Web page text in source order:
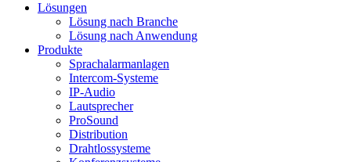
Lösungen
Lösung nach Branche
Lösung nach Anwendung
Produkte
Sprachalarmanlagen
Intercom-Systeme
IP-Audio
Lautsprecher
ProSound
Distribution
Drahtlossysteme